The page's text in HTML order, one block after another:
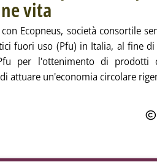
vita
Ecopneus, società consortile
fuori uso (Pfu) in Italia, al fine
per l'ottenimento di prodotti
attuare un'economia circolare